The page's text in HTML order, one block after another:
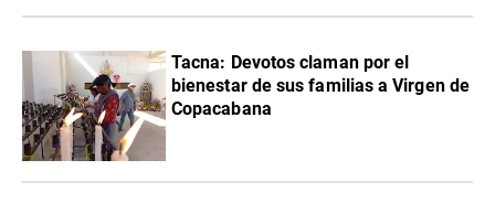
Tacna: Devotos claman por el
bienestar de sus familias a Virgen de
Copacabana